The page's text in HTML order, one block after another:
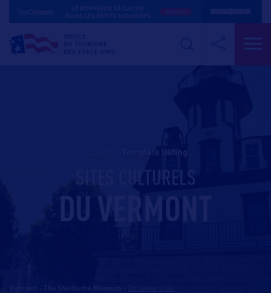
template listing
SITES CULTURELS
DU VERMONT
Vermont - The Shelburne Museum